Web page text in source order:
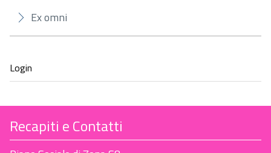
Ex omni
Recapiti e Contatti